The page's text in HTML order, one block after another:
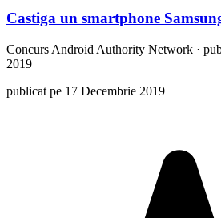
Castiga un smartphone
Concurs Android Authority Network ·
2019
publicat pe 17 Decembrie 2019